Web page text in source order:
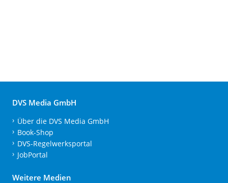
DVS Media GmbH
Über die DVS Media GmbH
Book-Shop
DVS-Regelwerksportal
JobPortal
Weitere Medien